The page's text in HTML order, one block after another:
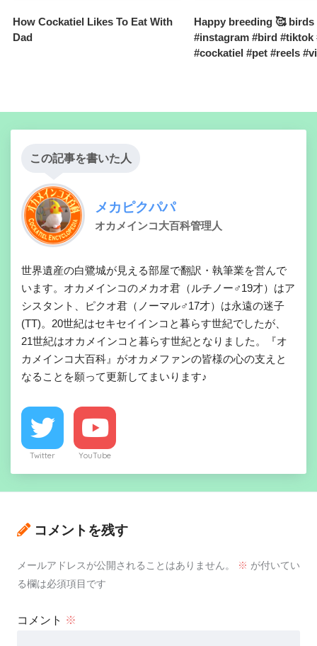
How Cockatiel Likes To Eat With
Dad
Happy breeding 🥰 birds
#instagram #bird #tiktok
#cockatiel #pet #reels
この記事を書いた人
メカピクパパ
オカメインコ大百科管理人
世界遺産の白鷺城が見える部屋で翻訳・執筆業を営んで
います。オカメインコのメカオ君（ルチノー♂19才）はア
シスタント、ピクオ君（ノーマル♂17才）は永遠の迷子
(TT)。20世紀はセキセイインコと暮らす世紀でしたが、
21世紀はオカメインコと暮らす世紀となりました。『オ
カメインコ大百科』がオカメファンの皆様の心の支えと
なることを願って更新してまいります♪
Twitter YouTube
コメントを残す
メールアドレスが公開されることはありません。 ※ が付いてい
る欄は必須項目です
コメント ※